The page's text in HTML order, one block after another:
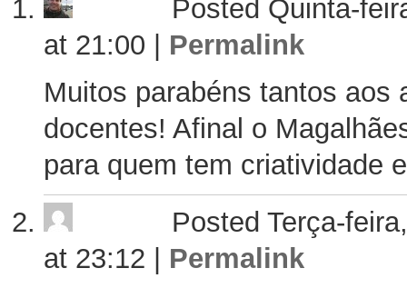
Posted Quinta-
at 21:00
Permalink
Muitos parabéns tantos aos
docentes! Afinal o
para quem tem criatividade
Posted Terça-
at 23:12
Permalink